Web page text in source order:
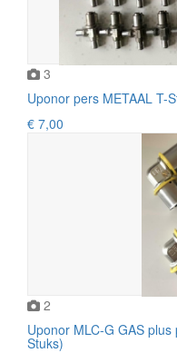
3
Uponor pers METAAL T-
€ 7,00
2
Uponor MLC-G GAS
Stuks)